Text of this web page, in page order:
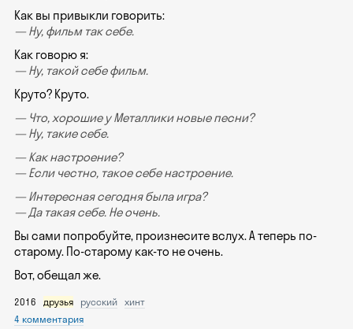
Как вы привыкли говорить:
— Ну, фильм так себе.
Как говорю я:
— Ну, такой себе фильм.
Круто? Круто.
— Что, хорошие у Металлики новые песни?
— Ну, такие себе.
— Как настроение?
— Если честно, такое себе настроение.
— Интересная сегодня была игра?
— Да такая себе. Не очень.
Вы сами попробуйте, произнесите вслух. А теперь по-
старому. По-старому как-то не очень.
Вот, обещал же.
2016 друзья русский
хинт
4 комментария